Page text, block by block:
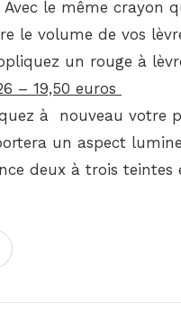
Avec le même crayon
le volume de vos
un rouge à
– 19,50 euros
à nouveau votre
un aspect
deux à trois teintes